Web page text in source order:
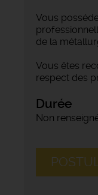
Vous
de la
Vous êtes
respect des
Durée
Non